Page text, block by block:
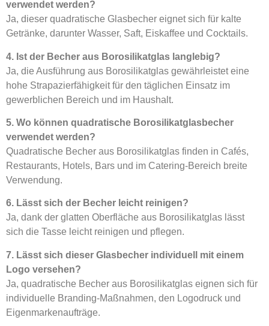
verwendet werden?
Ja, dieser quadratische Glasbecher eignet sich für kalte
Getränke, darunter Wasser, Saft, Eiskaffee und Cocktails.
4. Ist der Becher aus Borosilikatglas langlebig?
Ja, die Ausführung aus Borosilikatglas gewährleistet eine
hohe Strapazierfähigkeit für den täglichen Einsatz im
gewerblichen Bereich und im Haushalt.
5. Wo können quadratische Borosilikatglasbecher
verwendet werden?
Quadratische Becher aus Borosilikatglas finden in Cafés,
Restaurants, Hotels, Bars und im Catering-Bereich breite
Verwendung.
6. Lässt sich der Becher leicht reinigen?
Ja, dank der glatten Oberfläche aus Borosilikatglas lässt
sich die Tasse leicht reinigen und pflegen.
7. Lässt sich dieser Glasbecher individuell mit einem
Logo versehen?
Ja, quadratische Becher aus Borosilikatglas eignen sich für
individuelle Branding-Maßnahmen, den Logodruck und
Eigenmarkenaufträge.